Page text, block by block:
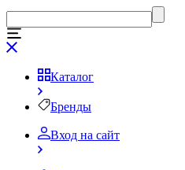
Каталог
Бренды
Вход на сайт